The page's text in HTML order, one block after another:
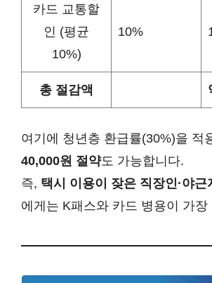
카드 교통할
인 (평균
10%)
10%
총 절감액
여기에 청년층 환급률(30%)을 적
40,000원 절약도 가능합니다.
즉, 택시 이용이 잦은 직장인·야근
에게는 K패스와 카드 병용이 가장